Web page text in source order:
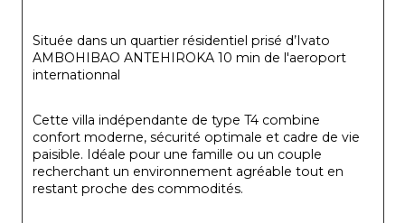
Située dans un quartier résidentiel prisé d’Ivato
AMBOHIBAO ANTEHIROKA 10 min de l'aeroport
internationnal
Cette villa indépendante de type T4 combine
confort moderne, sécurité optimale et cadre de vie
paisible. Idéale pour une famille ou un couple
recherchant un environnement agréable tout en
restant proche des commodités.